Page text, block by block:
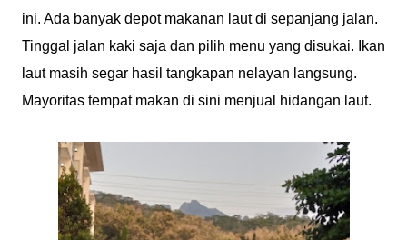
ini. Ada banyak depot makanan laut di sepanjang jalan.
Tinggal jalan kaki saja dan pilih menu yang disukai. Ikan
laut masih segar hasil tangkapan nelayan langsung.
Mayoritas tempat makan di sini menjual hidangan laut.